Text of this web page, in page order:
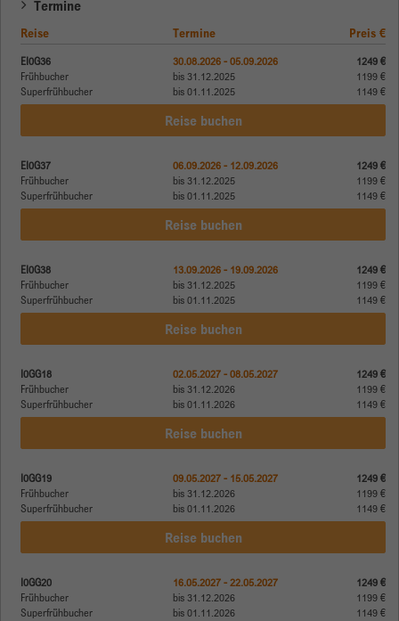
Termine
Reise Termine Preis €
EI0G36
Frühbucher
Superfrühbucher
30.08.2026 - 05.09.2026
bis 31.12.2025
bis 01.11.2025
1249 €
1199 €
1149 €
Reise buchen
EI0G37
Frühbucher
Superfrühbucher
06.09.2026 - 12.09.2026
bis 31.12.2025
bis 01.11.2025
1249 €
1199 €
1149 €
Reise buchen
EI0G38
Frühbucher
Superfrühbucher
13.09.2026 - 19.09.2026
bis 31.12.2025
bis 01.11.2025
1249 €
1199 €
1149 €
Reise buchen
I0GG18
Frühbucher
Superfrühbucher
02.05.2027 - 08.05.2027
bis 31.12.2026
bis 01.11.2026
1249 €
1199 €
1149 €
Reise buchen
I0GG19
Frühbucher
Superfrühbucher
09.05.2027 - 15.05.2027
bis 31.12.2026
bis 01.11.2026
1249 €
1199 €
1149 €
Reise buchen
I0GG20
Frühbucher
Superfrühbucher
16.05.2027 - 22.05.2027
bis 31.12.2026
bis 01.11.2026
1249 €
1199 €
1149 €